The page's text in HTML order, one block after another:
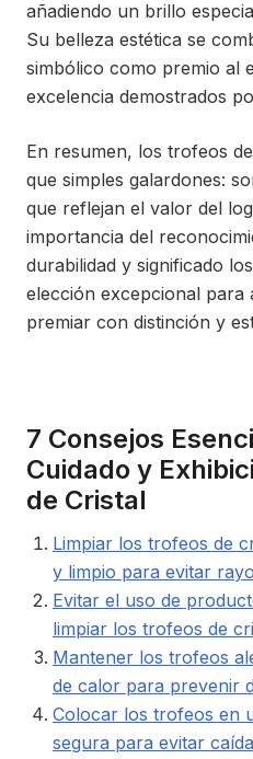
añadiendo un brillo
Su belleza estética se
simbólico como premio al
excelencia demostrados
En resumen, los trofeos
que simples galardones:
que reflejan el valor del
importancia del
durabilidad y significado
elección excepcional para
premiar con distinción y
7 Consejos
Cuidado y
de Cristal
Limpiar los trofeos de
y limpio para evitar
Evitar el uso de
limpiar los trofeos de
Mantener los trofeos
de calor para prevenir
Colocar los trofeos en
segura para evitar